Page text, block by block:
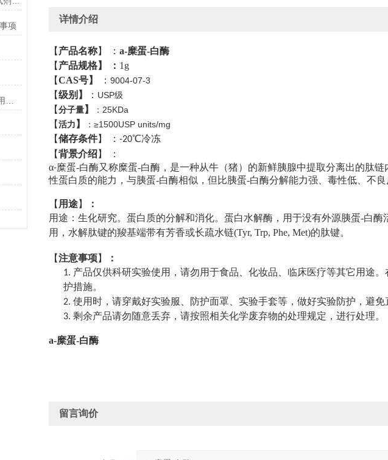
项
详情介绍
【 产品名称】 ： a-糜蛋-白酶
【 产品规格】 ： 1g
【CAS号】 ： 9004-07-3
【级别 】 ： USP级
【 分子量 】 ： 25KDa
【 活力 】 ： ≥1500USP units/mg
【储存条件】 ： -20℃冷冻
【背景介绍】
：
α-糜蛋-白酶又称糜蛋-白酶，是一种从牛（猪）的新鲜胰腺中提取分离出的肽
性蛋白质的能力，与胰蛋-白酶相似，但比胰蛋-白酶分解能力强、毒性低、不良
【 用途】
：
用途：生化研究。蛋白质的分解和消化。蛋白水解酶，用于没有外源胰蛋-白
用，水解肽键的羧基端带有芳香或长疏水链(Tyr, Trp, Phe, Met)的肽键。
【注意事项】 ：
1. 产品仅供科研实验使用，请勿用于食品、化妆品、临床医疗等其它用途
护措施。
2. 使用时，请穿戴好实验服、防护面罩、实验手套等，做好实验防护，避免
3. 剩余产品请勿随意丢弃，请按照相关化学废弃物的处理规定，进行处理。
a-糜蛋-白酶
留言询价